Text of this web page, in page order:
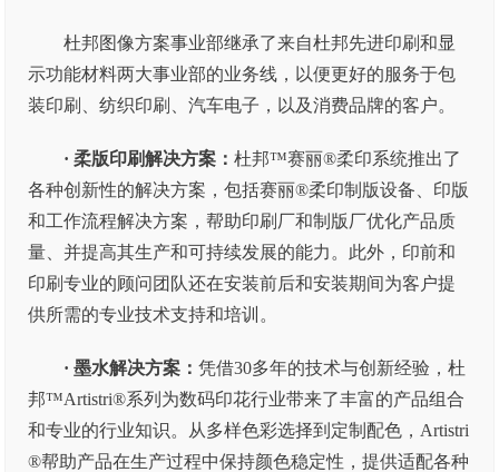
杜邦图像方案事业部继承了来自杜邦先进印刷和显
示功能材料两大事业部的业务线，以便更好的服务于包
装印刷、纺织印刷、汽车电子，以及消费品牌的客户。
· 柔版印刷解决方案：杜邦™赛丽®柔印系统推出了
各种创新性的解决方案，包括赛丽®柔印制版设备、印版
和工作流程解决方案，帮助印刷厂和制版厂优化产品质
量、并提高其生产和可持续发展的能力。此外，印前和
印刷专业的顾问团队还在安装前后和安装期间为客户提
供所需的专业技术支持和培训。
· 墨水解决方案：凭借30多年的技术与创新经验，杜
邦™Artistri®系列为数码印花行业带来了丰富的产品组合
和专业的行业知识。从多样色彩选择到定制配色，Artistri
®帮助产品在生产过程中保持颜色稳定性，提供适配各种